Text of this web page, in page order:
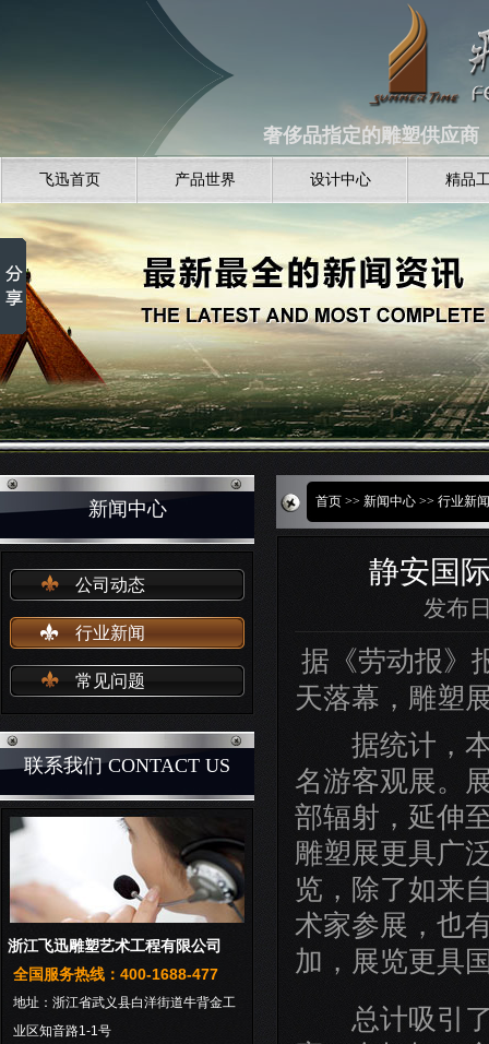
奢侈品指定的雕塑供应
飞迅首页 产品世界 设计中心 精品
新闻中心
公司动态
行业新闻
常见问题
联系我们 CONTACT US
浙江飞迅雕塑艺术工程有限公司
全国服务热线：400-1688-477
地址：浙江省武义县白洋街道牛背金工
业区知音路1-1号
首页 >> 新闻中心 >> 行业新闻
静安国
发布
据《劳动报》
天落幕，雕塑
据统计，本
名游客观展。
部辐射，延伸
雕塑展更具广
览，除了如来
术家参展，也
加，展览更具
总计吸引了